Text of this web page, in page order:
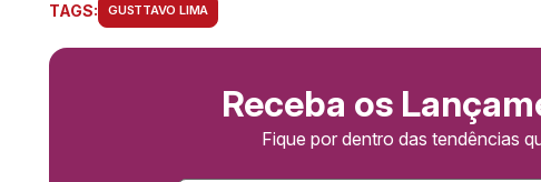
TAGS: GUSTTAVO LIMA
Receba os
Fique por dentro das tendências